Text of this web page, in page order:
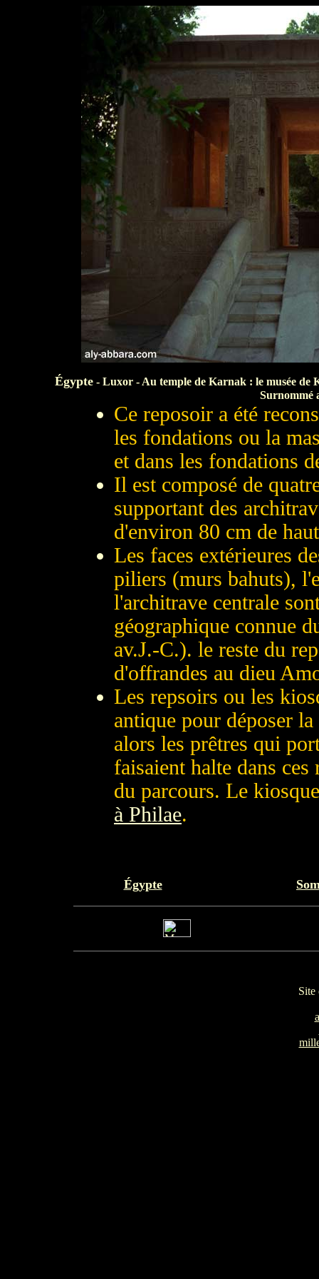
Égypte - Luxor - Au temple de Karnak : le musée de
Surnommé
Ce reposoir a été
les fondations ou la
et dans les fondations
Il est composé de
supportant des
d'environ 80 cm de
Les faces extérieures
piliers (murs bahuts),
l'architrave centrale
géographique connue
av.J.-C.). le reste du
d'offrandes au dieu
Les repsoirs ou les
antique pour déposer
alors les prêtres qui
faisaient halte dans
du parcours. Le
à Philae.
Égypte